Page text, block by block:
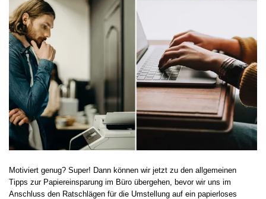
Motiviert genug? Super! Dann können wir jetzt zu den allgemeinen
Tipps zur Papiereinsparung im Büro übergehen, bevor wir uns im
Anschluss den Ratschlägen für die Umstellung auf ein papierloses